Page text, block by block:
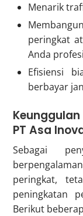
Menarik
peringkat
Anda
Efisiensi
berbayar
PT Asa
Sebagai
peringkat,
peningkatan
Berikut